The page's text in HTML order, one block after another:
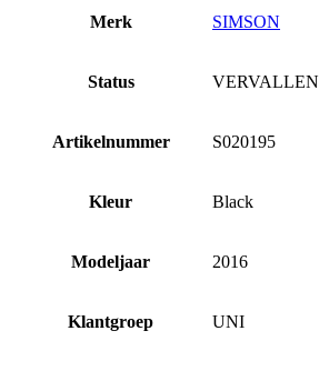
Merk SIMSON
Status VERVALLEN
Artikelnummer S020195
Kleur Black
Modeljaar 2016
Klantgroep UNI